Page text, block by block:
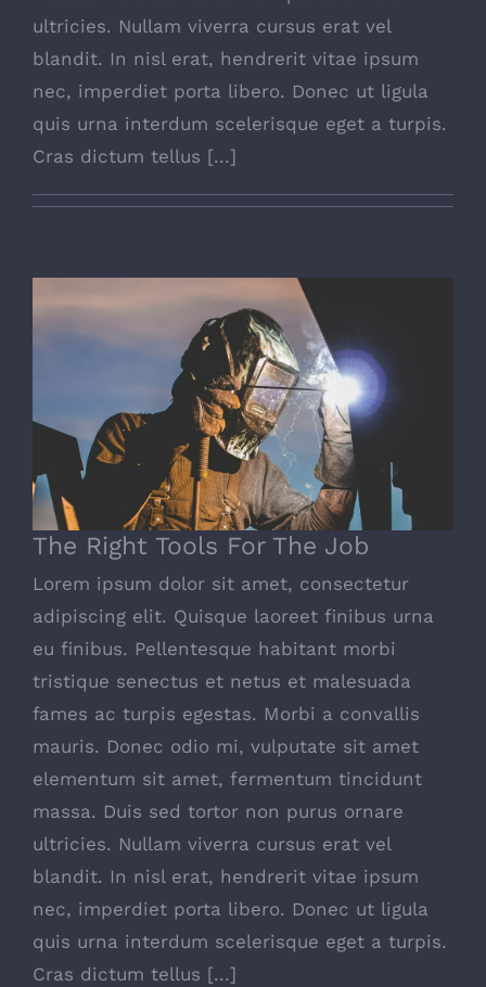
ultricies. Nullam viverra cursus erat vel
blandit. In nisl erat, hendrerit vitae ipsum
nec, imperdiet porta libero. Donec ut ligula
quis urna interdum scelerisque eget a turpis.
Cras dictum tellus [...]
The Right Tools For The Job
The Right Tools For The Job
Lorem ipsum dolor sit amet, consectetur
adipiscing elit. Quisque laoreet finibus urna
eu finibus. Pellentesque habitant morbi
tristique senectus et netus et malesuada
fames ac turpis egestas. Morbi a convallis
mauris. Donec odio mi, vulputate sit amet
elementum sit amet, fermentum tincidunt
massa. Duis sed tortor non purus ornare
ultricies. Nullam viverra cursus erat vel
blandit. In nisl erat, hendrerit vitae ipsum
nec, imperdiet porta libero. Donec ut ligula
quis urna interdum scelerisque eget a turpis.
Cras dictum tellus [...]